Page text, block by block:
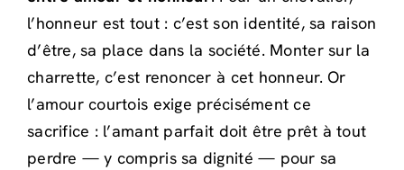
l’honneur est tout : c’est son identité, sa raison
d’être, sa place dans la société. Monter sur la
charrette, c’est renoncer à cet honneur. Or
l’amour courtois exige précisément ce
sacrifice : l’amant parfait doit être prêt à tout
perdre — y compris sa dignité — pour sa